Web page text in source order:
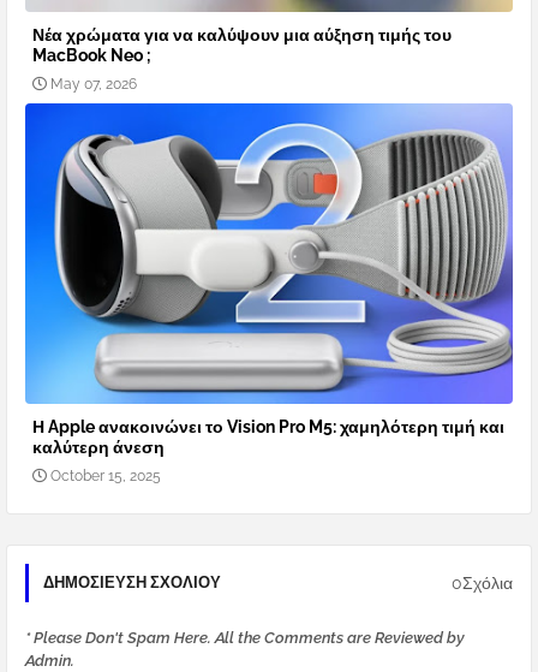
Νέα χρώματα για να καλύψουν μια αύξηση τιμής του
MacBook Neo ;
May 07, 2026
Η Apple ανακοινώνει το Vision Pro M5: χαμηλότερη τιμή και
καλύτερη άνεση
October 15, 2025
ΔΗΜΟΣΊΕΥΣΗ ΣΧΟΛΊΟΥ 0Σχόλια
* Please Don't Spam Here. All the Comments are Reviewed by
Admin.